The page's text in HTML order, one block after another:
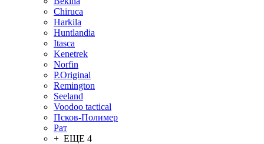
Chiruсa
Harkila
Huntlandia
Itasca
Kenetrek
Norfin
P.Original
Remington
Seeland
Voodoo tactical
Псков-Полимер
Рат
+ ЕЩЕ 4